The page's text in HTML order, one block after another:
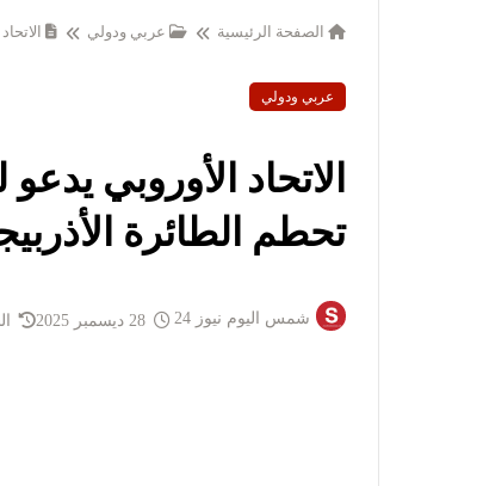
الصفحة الرئيسية عربي ودولي
عربي ودولي
الاتحاد الأوروبي
تحطم الطائرة
شمس اليوم نيوز 24